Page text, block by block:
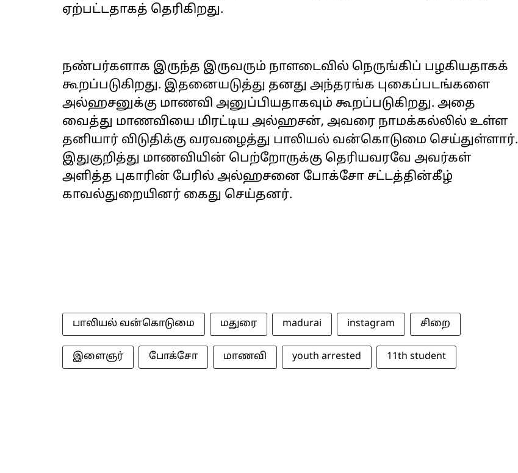
ஏற்பட்டதாகத் தெரிகிறது.
நண்பர்களாக இருந்த இருவரும் நாளடைவில் நெருங்கிப் பழகியதாகக்
கூறப்படுகிறது. இதனையடுத்து தனது அந்தரங்க புகைப்படங்களை
அல்ஹசனுக்கு மாணவி அனுப்பியதாகவும் கூறப்படுகிறது. ‌அதை
வைத்து மாணவியை மிரட்டிய அல்ஹசன், அவரை நாமக்கல்லில் உள்ள
தனியார் விடுதிக்கு வரவழைத்து பாலியல் வன்கொடுமை செய்துள்ளார்.
இதுகுறித்து மாணவியின் பெற்றோருக்கு தெரியவரவே அவர்கள்
அளித்த புகாரின் பேரில் அல்ஹசனை போக்சோ சட்டத்தின்கீழ்
காவல்துறையினர் கைது செய்தனர்.
பாலியல் வன்கொடுமை மதுரை madurai instagram சிறை
இளைஞர் போக்சோ மாணவி youth arrested 11th student